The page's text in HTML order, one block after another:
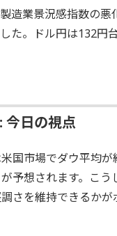
造業景況感指数の悪
た。ドル円は132円
日の視点
国市場でダウ平均が
予想されます。こう
さを維持できるかが